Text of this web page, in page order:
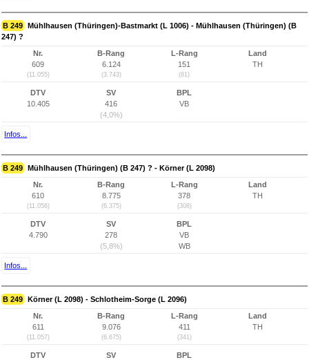
B 249 Mühlhausen (Thüringen)-Bastmarkt (L 1006) - Mühlhausen (Thüringen) (B
247) ?
Nr.
609
(11.055)
B-Rang
6.124
(3.743)
L-Rang
151
(81)
Land
TH
DTV
10.405
SV
416
(4,0%)
BPL
VB
Infos...
B 249 Mühlhausen (Thüringen) (B 247) ? - Körner (L 2098)
Nr.
610
(11.056)
B-Rang
8.775
(6.375)
L-Rang
378
(308)
Land
TH
DTV
4.790
SV
278
(5,8%)
BPL
VB
WB
Infos...
B 249 Körner (L 2098) - Schlotheim-Sorge (L 2096)
Nr.
611
(11.057)
B-Rang
9.076
(6.675)
L-Rang
411
(341)
Land
TH
DTV
SV
BPL